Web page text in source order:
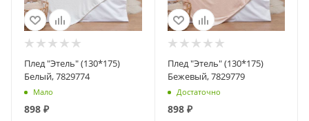
Плед "Этель" (130*175)
Белый, 7829774
Мало
898 ₽
Плед "Этель" (130*175)
Бежевый, 7829779
Достаточно
898₽